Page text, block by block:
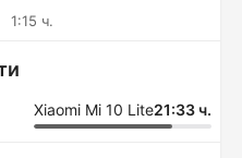
1:15 ч.
Xiaomi Mi 10 Lite21:33 ч.